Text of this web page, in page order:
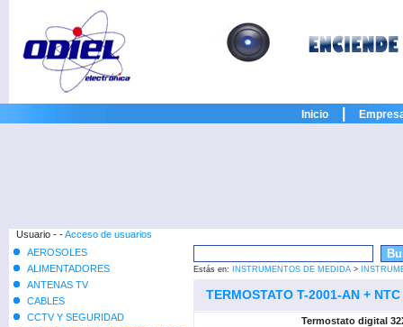
Inicio
Usuario - -Acceso de usuarios
AEROSOLES
ALIMENTADORES
ANTENAS TV
CABLES
CCTV Y SEGURIDAD
Estás en: INSTRUMENTOS DE MEDIDA >
TERMOSTATO T-2001-AN +
Termostato digital